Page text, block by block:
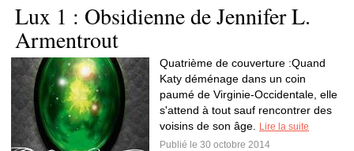
Lux 1 : Obsidienne de Jennifer L.
Armentrout
Quatrième de couverture :Quand
Katy déménage dans un coin
paumé de Virginie-Occidentale, elle
s'attend à tout sauf rencontrer des
voisins de son âge.
Lire la suite
Publié le 30 octobre 2014